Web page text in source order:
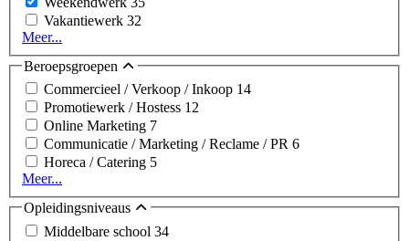
Vakantiewerk 32
Meer...
Beroepsgroepen
Commercieel / Verkoop / Inkoop 14
Promotiewerk / Hostess 12
Online Marketing 7
Communicatie / Marketing / Reclame / PR 6
Horeca / Catering 5
Meer...
Opleidingsniveaus
Middelbare school 34